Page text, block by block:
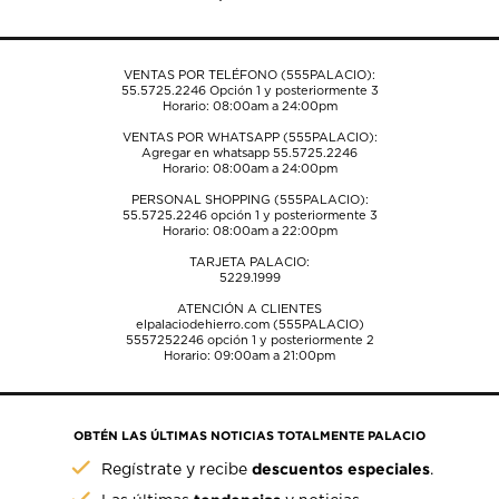
de
de
de
de
de
VENTAS POR TELÉFONO (555PALACIO):
55.5725.2246Opción 1 y posteriormente 3
Horario: 08:00am a 24:00pm
VENTAS POR WHATSAPP (555PALACIO):
Agregar en whatsapp 55.5725.2246
Horario: 08:00am a 24:00pm
PERSONAL SHOPPING (555PALACIO):
55.5725.2246opción 1 y posteriormente 3
Horario: 08:00am a 22:00pm
TARJETA PALACIO:
5229.1999
ATENCIÓN A CLIENTES
elpalaciodehierro.com (555PALACIO)
5557252246opción 1 y posteriormente 2
Horario: 09:00am a 21:00pm
OBTÉN LAS ÚLTIMAS NOTICIAS TOTALMENTE PALACIO
Regístrate y recibedescuentos especiales.